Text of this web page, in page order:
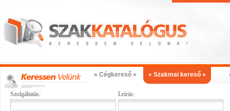
« Cégkereső » « Szakmai kereső »
Szolgáltatás: Leírás: